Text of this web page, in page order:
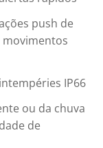
push de
IP66
ou da chuva
de